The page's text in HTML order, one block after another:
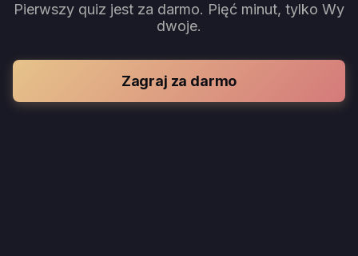
Pierwszy quiz jest za darmo. Pięć minut, tylko Wy
dwoje.
Zagraj za darmo